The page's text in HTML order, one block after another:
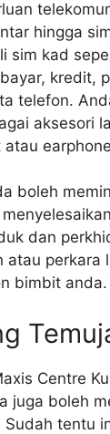
hingga
sim kad
kredit,
telefon.
aksesori
boleh
dan
atau perkara
bimbit anda.
Centre
juga boleh
Sudah tentu